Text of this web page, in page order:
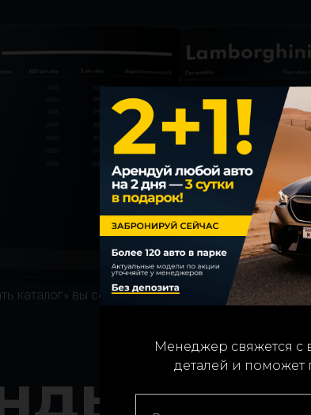
каталог» вы соглашаетесь с условиями
We’ll contact you to
car
Менеджер свяжется с
деталей и поможет